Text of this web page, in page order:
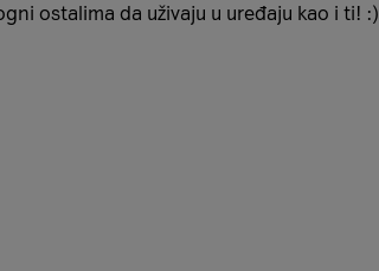
ostalima da uživaju u uređaju kao i ti! :)